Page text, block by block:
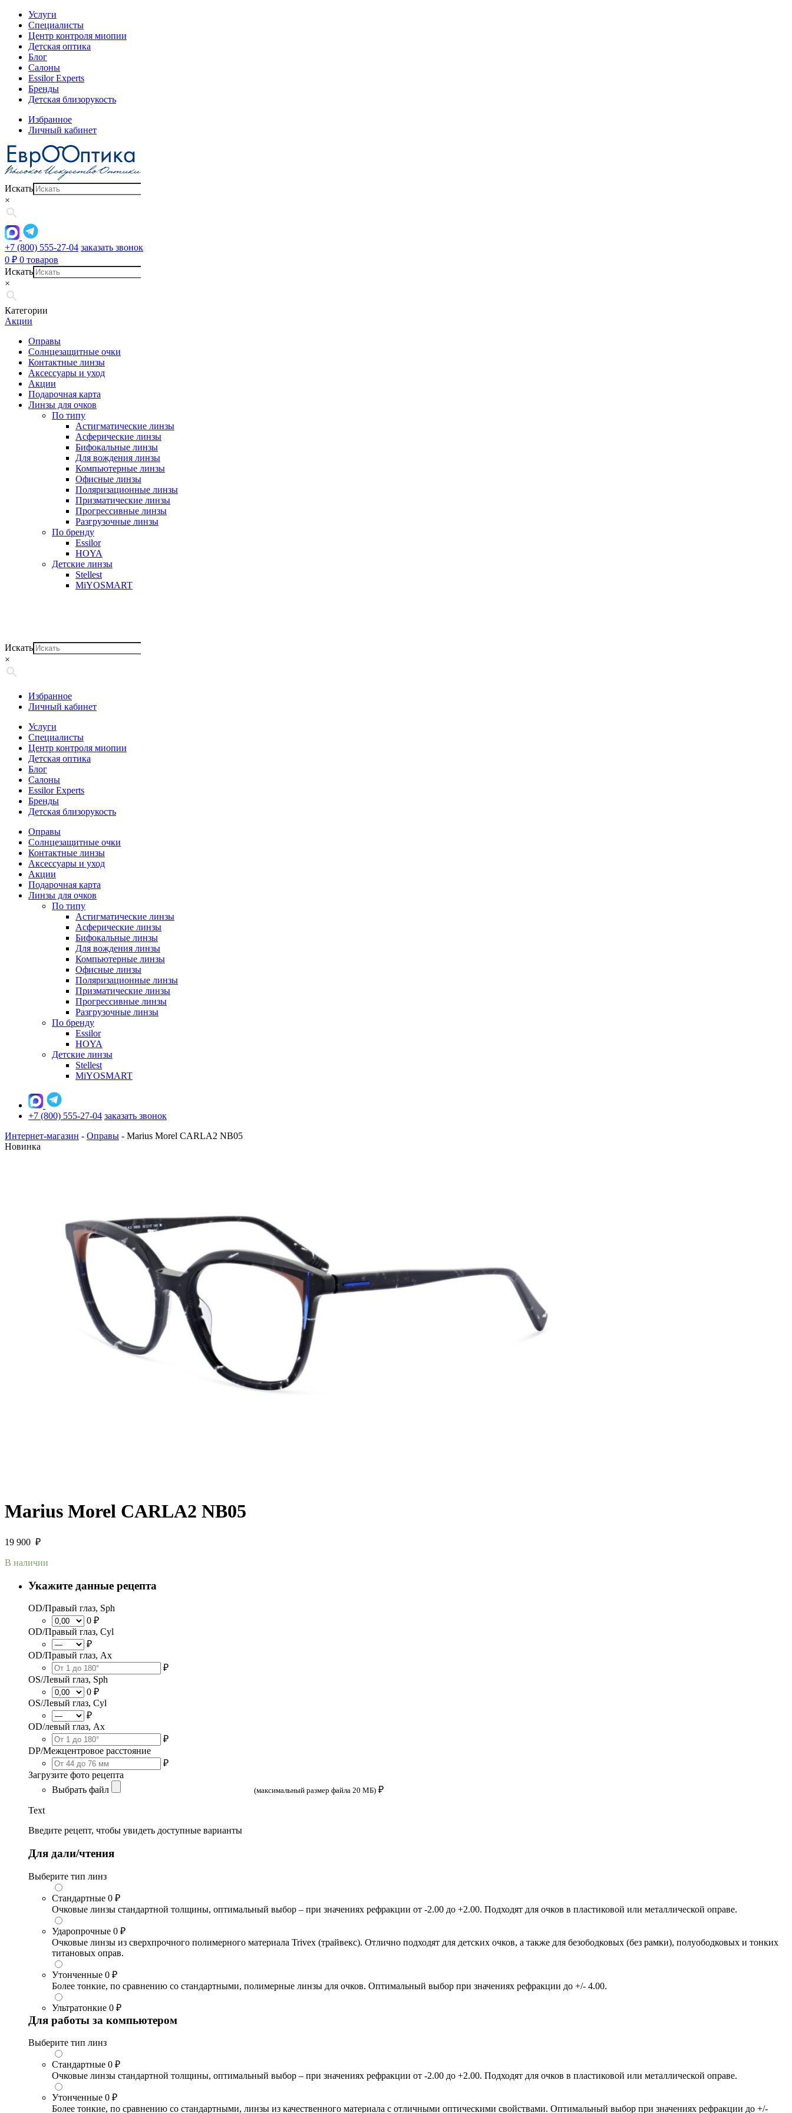
Услуги
Специалисты
Центр контроля миопии
Детская оптика
Блог
Салоны
Essilor Experts
Бренды
Детская близорукость
Избранное
Личный кабинет
Искать
×
+7 (800) 555-27-04 заказать звонок
0 ₽ 0 товаров
Искать
×
Категории
Акции
Оправы
Солнцезащитные очки
Контактные линзы
Аксессуары и уход
Акции
Подарочная карта
Линзы для очков
По типу
Астигматические линзы
Асферические линзы
Бифокальные линзы
Для вождения линзы
Компьютерные линзы
Офисные линзы
Поляризационные линзы
Призматические линзы
Прогрессивные линзы
Разгрузочные линзы
По бренду
Essilor
HOYA
Детские линзы
Stellest
MiYOSMART
Искать
×
Избранное
Личный кабинет
Услуги
Специалисты
Центр контроля миопии
Детская оптика
Блог
Салоны
Essilor Experts
Бренды
Детская близорукость
Оправы
Солнцезащитные очки
Контактные линзы
Аксессуары и уход
Акции
Подарочная карта
Линзы для очков
По типу
Астигматические линзы
Асферические линзы
Бифокальные линзы
Для вождения линзы
Компьютерные линзы
Офисные линзы
Поляризационные линзы
Призматические линзы
Прогрессивные линзы
Разгрузочные линзы
По бренду
Essilor
HOYA
Детские линзы
Stellest
MiYOSMART
+7 (800) 555-27-04 заказать звонок
Интернет-магазин - Оправы - Marius Morel CARLA2 NB05
Новинка
Marius Morel CARLA2 NB05
19 900 ₽
В наличии
Укажите данные рецепта
OD/Правый глаз, Sph
0 ₽
OD/Правый глаз, Cyl
₽
OD/Правый глаз, Ax
₽
OS/Левый глаз, Sph
0 ₽
OS/Левый глаз, Cyl
₽
OD/левый глаз, Ax
₽
DP/Межцентровое расстояние
₽
Загрузите фото рецепта
Выбрать файл
(максимальный размер файла 20 МБ) ₽
Text
Введите рецепт, чтобы увидеть доступные варианты
Для дали/чтения
Выберите тип линз
Стандартные 0 ₽
Очковые линзы стандартной толщины, оптимальный выбор – при значениях рефракции от -2.00 до +2.00. Подходят для очков в пластиковой или металлической оправе.
Ударопрочные 0 ₽
Очковые линзы из сверхпрочного полимерного материала Trivex (трайвекс). Отлично подходят для детских очков, а также для безободковых (без рамки), полуободковых и тонких
титановых оправ.
Утонченные 0 ₽
Более тонкие, по сравнению со стандартными, полимерные линзы для очков. Оптимальный выбор при значениях рефракции до +/- 4.00.
Ультратонкие 0 ₽
Для работы за компьютером
Выберите тип линз
Стандартные 0 ₽
Очковые линзы стандартной толщины, оптимальный выбор – при значениях рефракции от -2.00 до +2.00. Подходят для очков в пластиковой или металлической оправе.
Утонченные 0 ₽
Более тонкие, по сравнению со стандартными, линзы из качественного материала с отличными оптическими свойствами. Оптимальный выбор при значениях рефракции до +/-